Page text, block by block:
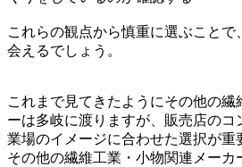
これらの観点から慎重に選ぶことで
会えるでしょう。
これまで見てきたようにその他の繊
ーは多岐に渡りますが、販売店の
業場のイメージに合わせた選択が重
その他の繊維工業・小物関連メーカ